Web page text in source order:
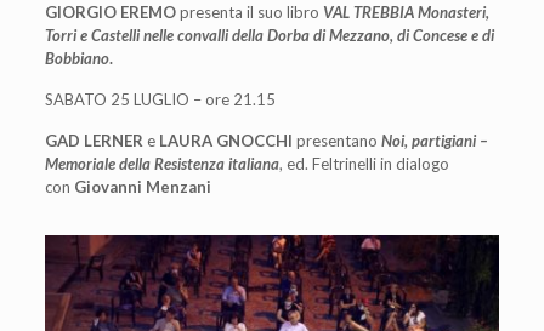
GIORGIO EREMOpresenta il suo libro VAL TREBBIA Monasteri,
Torri e Castelli nelle convalli della Dorba di Mezzano, di Concese e di
Bobbiano.
SABATO 25 LUGLIO – ore 21.15
GAD LERNER e LAURA GNOCCHI presentano Noi, partigiani –
Memoriale della Resistenza italiana, ed. Feltrinelli in dialogo
con Giovanni Menzani